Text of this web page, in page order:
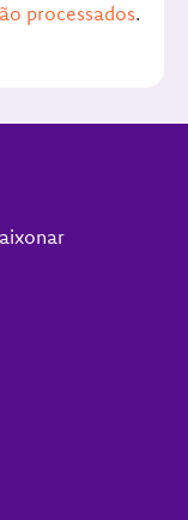
processados.